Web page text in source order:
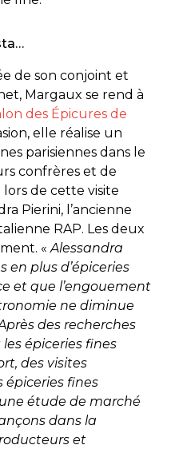
de son conjoint et
Margaux se rend à
des Épicures de
elle réalise un
parisiennes dans le
confrères et de
lors de cette visite
Pierini, l’ancienne
RAP. Les deux
« Alessandra
en plus d’épiceries
et que l’engouement
ne diminue
des recherches
épiceries fines
des visites
épiceries fines
étude de marché
dans la
et